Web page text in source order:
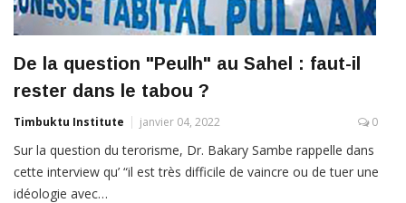
De la question "Peulh" au Sahel : faut-il
rester dans le tabou ?
Timbuktu Institute janvier 04, 2022 0
Sur la question du terorisme, Dr. Bakary Sambe rappelle dans
cette interview qu’ “il est très difficile de vaincre ou de tuer une
idéologie avec…